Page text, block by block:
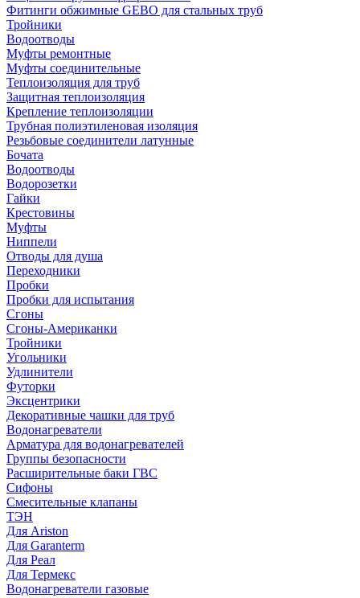
Фитинги обжимные GEBO для стальных труб
Тройники
Водоотводы
Муфты ремонтные
Муфты соединительные
Теплоизоляция для труб
Защитная теплоизоляция
Крепление теплоизоляции
Трубная полиэтиленовая изоляция
Резьбовые соединители латунные
Бочата
Водоотводы
Водорозетки
Гайки
Крестовины
Муфты
Ниппели
Отводы для душа
Переходники
Пробки
Пробки для испытания
Сгоны
Сгоны-Американки
Тройники
Угольники
Удлинители
Футорки
Эксцентрики
Декоративные чашки для труб
Водонагреватели
Арматура для водонагревателей
Группы безопасности
Расширительные баки ГВС
Сифоны
Смесительные клапаны
ТЭН
Для Ariston
Для Garanterm
Для Реал
Для Термекс
Водонагреватели газовые